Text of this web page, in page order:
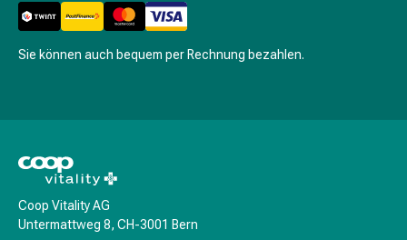
die
Haare
Spülungen
Tönungen
&
Färbungen
Sie können auch bequem per Rechnung bezahlen.
Coop Vitality AG
Untermattweg 8, CH-3001 Bern